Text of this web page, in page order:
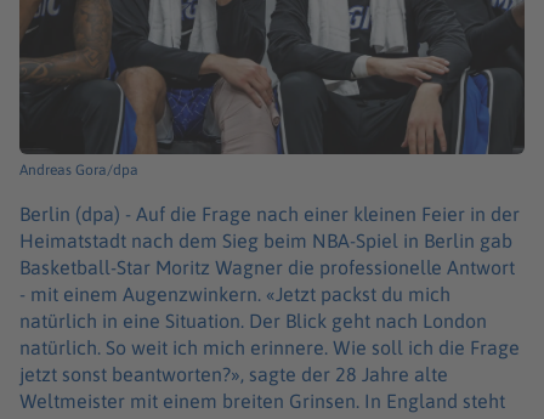
Andreas Gora/dpa
Berlin (dpa) - Auf die Frage nach einer kleinen Feier in der
Heimatstadt nach dem Sieg beim NBA-Spiel in Berlin gab
Basketball-Star Moritz Wagner die professionelle Antwort
- mit einem Augenzwinkern. «Jetzt packst du mich
natürlich in eine Situation. Der Blick geht nach London
natürlich. So weit ich mich erinnere. Wie soll ich die Frage
jetzt sonst beantworten?», sagte der 28 Jahre alte
Weltmeister mit einem breiten Grinsen. In England steht